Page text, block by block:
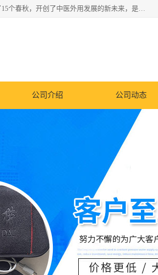
深圳运康达华科技有限公司是一家致力于健康健康产业的现代化企业，已经走过了15个春秋，开创了中医外用发展的新未来，是专业从事中医医疗仪器的研发、生产、销售、服务为一体的子公司，在医疗器械的设计、开发和生产方面率先引进国际先进技术和好的科技人员，先后开发出了场效应治疗仪、多功能治疗仪、颈椎治疗仪、腰椎治疗仪、增效垫等多个系列。
公司介绍 公司动态